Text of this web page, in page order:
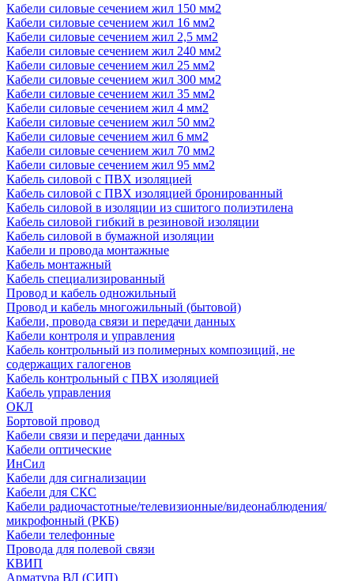
Кабели силовые сечением жил 150 мм2
Кабели силовые сечением жил 16 мм2
Кабели силовые сечением жил 2,5 мм2
Кабели силовые сечением жил 240 мм2
Кабели силовые сечением жил 25 мм2
Кабели силовые сечением жил 300 мм2
Кабели силовые сечением жил 35 мм2
Кабели силовые сечением жил 4 мм2
Кабели силовые сечением жил 50 мм2
Кабели силовые сечением жил 6 мм2
Кабели силовые сечением жил 70 мм2
Кабели силовые сечением жил 95 мм2
Кабель силовой с ПВХ изоляцией
Кабель силовой с ПВХ изоляцией бронированный
Кабель силовой в изоляции из сшитого полиэтилена
Кабель силовой гибкий в резиновой изоляции
Кабель силовой в бумажной изоляции
Кабели и провода монтажные
Кабель монтажный
Кабель специализированный
Провод и кабель одножильный
Провод и кабель многожильный (бытовой)
Кабели, провода связи и передачи данных
Кабели контроля и управления
Кабель контрольный из полимерных композиций, не
содержащих галогенов
Кабель контрольный с ПВХ изоляцией
Кабель управления
ОКЛ
Бортовой провод
Кабели связи и передачи данных
Кабели оптические
ИнСил
Кабели для сигнализации
Кабели для СКС
Кабели радиочастотные/телевизионные/видеонаблюдения/
микрофонный (РКБ)
Кабели телефонные
Провода для полевой связи
КВИП
Арматура ВЛ (СИП)